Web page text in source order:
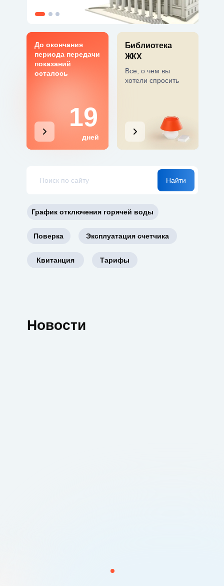
Библиотека
ЖКХ
Все, о чем вы
хотели спросить
дней
До окончания
периода передачи
показаний
осталось
19
Тарифы
Квитанция
Эксплуатация счетчика
Поверка
График отключения горячей воды
Новости